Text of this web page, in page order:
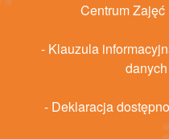
Centrum
- Klauzula
- Deklaracja